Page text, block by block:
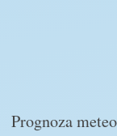
Prognoza